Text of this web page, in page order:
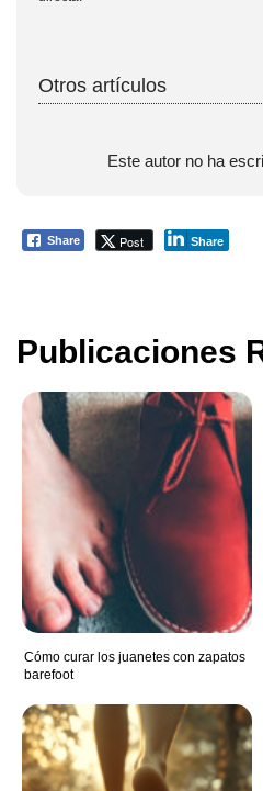
Otros artículos
Este autor no ha
Share Post Share
Publicaciones
Cómo curar los juanetes con zapatos
barefoot